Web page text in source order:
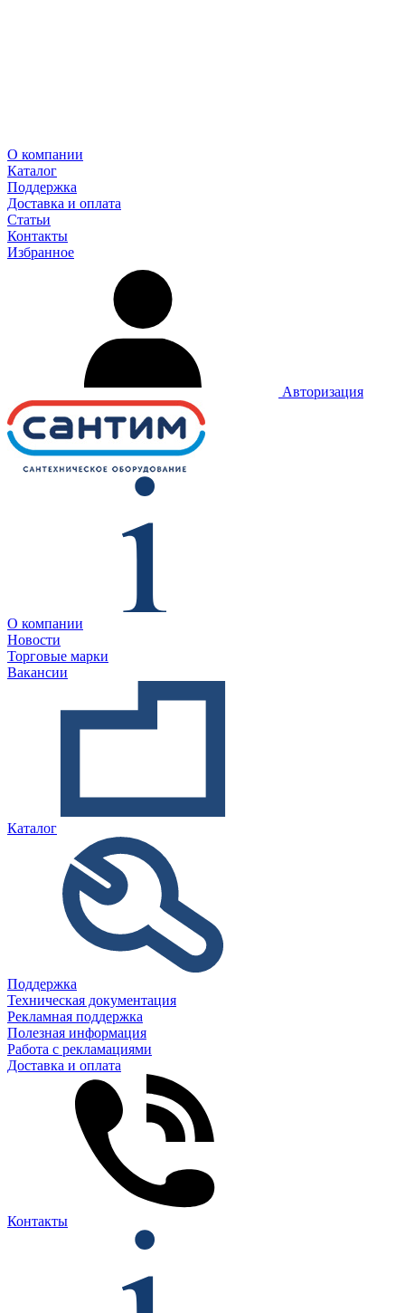
О компании
Каталог
Поддержка
Доставка и оплата
Статьи
Контакты
Избранное
Авторизация
О компании
Новости
Торговые марки
Вакансии
Каталог
Поддержка
Техническая документация
Рекламная поддержка
Полезная информация
Работа с рекламациями
Доставка и оплата
Контакты